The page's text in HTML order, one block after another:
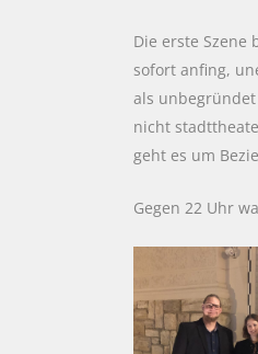
Die erste Szene
sofort anfing,
als
nicht
geht es um
Gegen 22 Uhr